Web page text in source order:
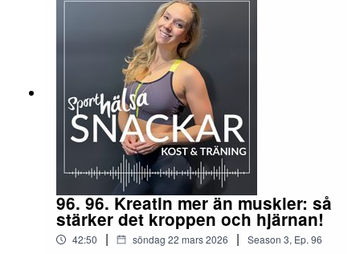
oss på www.sporthalsa.se eller instragram
96. 96. Kreatin mer än muskler: så
stärker det kroppen och hjärnan!
42:50 | söndag 22 mars 2026 | Season 3, Ep. 96